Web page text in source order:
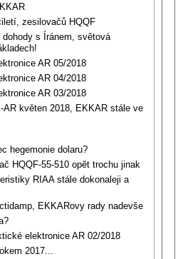
zesilovačů HQQF
s Íránem, světová
AR 05/2018
AR 04/2018
AR 03/2018
AR květen 2018, EKKAR stále ve
hegemonie dolaru?
HQQF-55-510 opět trochu jinak
RIAA stále dokonaleji a
EKKARovy rady nadevše
elektronice AR 02/2018
2017...